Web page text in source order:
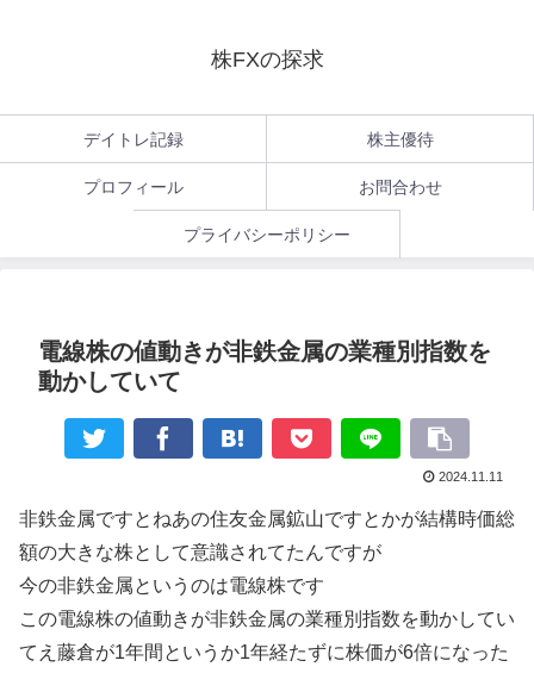
株FXの探求
デイトレ記録 株主優待
プロフィール お問合わせ
プライバシーポリシー
電線株の値動きが非鉄金属の業種別指数を
動かしていて
2024.11.11
非鉄金属ですとねあの住友金属鉱山ですとかが結構時価総
額の大きな株として意識されてたんですが
今の非鉄金属というのは電線株です
この電線株の値動きが非鉄金属の業種別指数を動かしてい
てえ藤倉が1年間というか1年経たずに株価が6倍になった